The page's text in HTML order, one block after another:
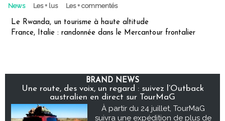
News Les + lus Les + commentés
Le Rwanda, un tourisme à haute altitude
France, Italie : randonnée dans le Mercantour frontalier
BRAND NEWS
Une route, des voix, un regard : suivez l’Outback
australien en direct sur TourMaG
À partir du 24 juillet, TourMaG
suivra une expédition de plus de